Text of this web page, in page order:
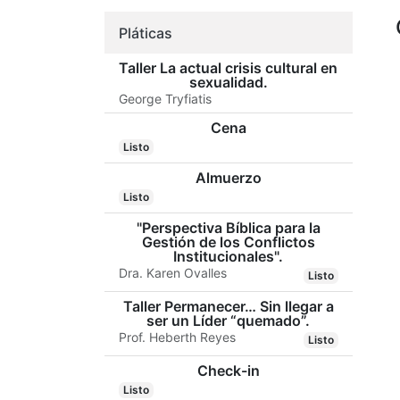
Pláticas
Taller La actual crisis cultural en
sexualidad.
George Tryfiatis
Cena
Listo
Almuerzo
Listo
"Perspectiva Bíblica para la
Gestión de los Conflictos
Institucionales".
Dra. Karen Ovalles Listo
Taller Permanecer… Sin llegar a
ser un Líder “quemado”.
Prof. Heberth Reyes Listo
Check-in
Listo